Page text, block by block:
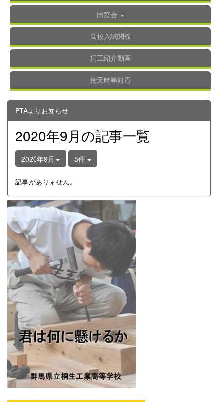
同窓会
高校入試関係
桐工紹介動画
荒天時等対応
PTAよりお知らせ
2020年9月の記事一覧
2020年9月 5件
記事がありません。